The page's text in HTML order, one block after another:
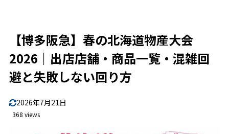
【博多阪急】春の北海道物産大会
2026｜出店店舗・商品一覧・混雑回
避と失敗しない回り方
2026年7月21日
368 views